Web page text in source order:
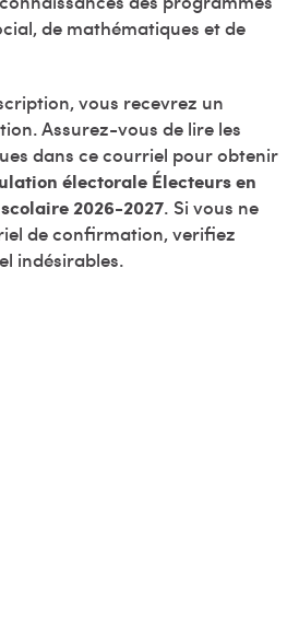
de mathématiques et de
vous recevrez un
Assurez-vous de lire les
dans ce courriel pour obtenir
électorale Électeurs en
2026-2027. Si vous ne
de confirmation, verifiez
indésirables.